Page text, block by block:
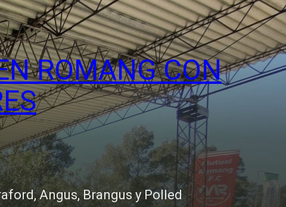
ROMANG CON
Angus, Brangus y Polled